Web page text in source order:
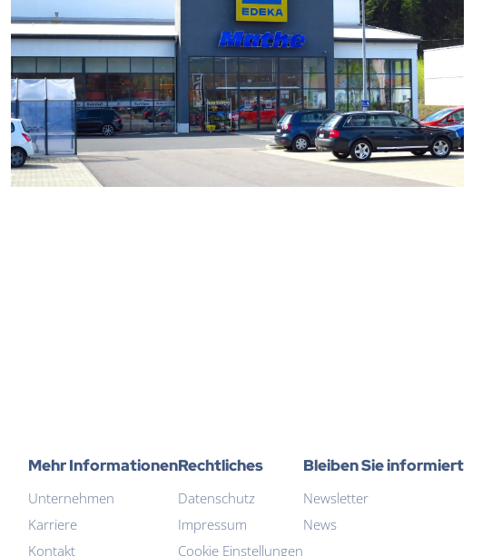
Mehr Informationen
Unternehmen
Karriere
Kontakt
Rechtliches
Datenschutz
Impressum
Cookie Einstellungen
Bleiben Sie informiert
Newsletter
News